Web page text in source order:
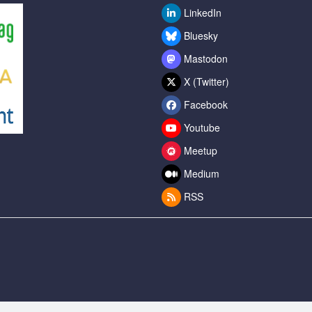
LinkedIn
Bluesky
Mastodon
X (Twitter)
Facebook
Youtube
Meetup
Medium
RSS